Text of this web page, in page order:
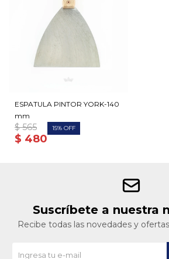
ESPATULA PINTOR YORK-140
mm
$ 480
$ 565 15
Suscríbete a nuestra
Recibe todas las novedades y